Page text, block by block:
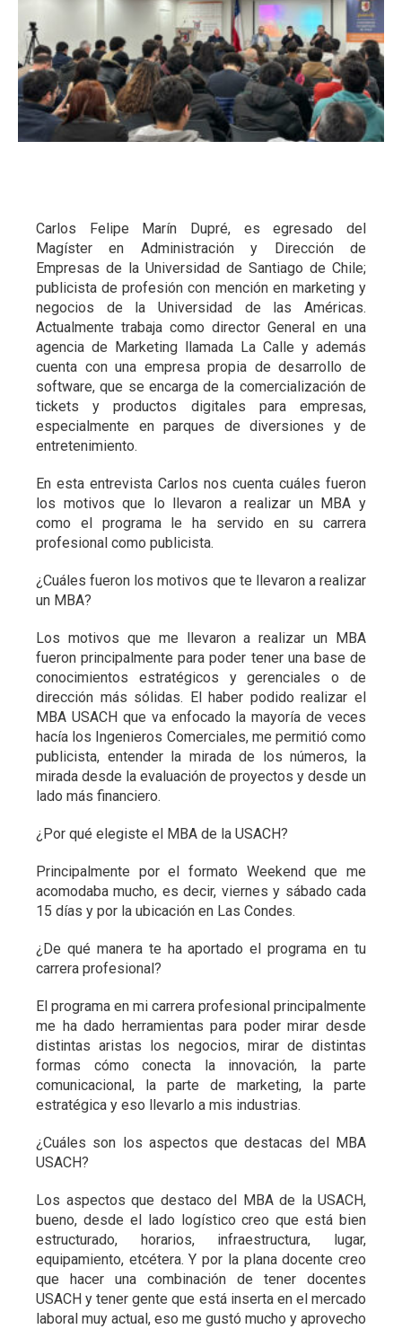
Carlos Felipe Marín Dupré, es egresado del
Magíster en Administración y Dirección de
Empresas de la Universidad de Santiago de Chile;
publicista de profesión con mención en marketing y
negocios de la Universidad de las Américas.
Actualmente trabaja como director General en una
agencia de Marketing llamada La Calle y además
cuenta con una empresa propia de desarrollo de
software, que se encarga de la comercialización de
tickets y productos digitales para empresas,
especialmente en parques de diversiones y de
entretenimiento.
En esta entrevista Carlos nos cuenta cuáles fueron
los motivos que lo llevaron a realizar un MBA y
como el programa le ha servido en su carrera
profesional como publicista.
¿Cuáles fueron los motivos que te llevaron a realizar
un MBA?
Los motivos que me llevaron a realizar un MBA
fueron principalmente para poder tener una base de
conocimientos estratégicos y gerenciales o de
dirección más sólidas. El haber podido realizar el
MBA USACH que va enfocado la mayoría de veces
hacía los Ingenieros Comerciales, me permitió como
publicista, entender la mirada de los números, la
mirada desde la evaluación de proyectos y desde un
lado más financiero.
¿Por qué elegiste el MBA de la USACH?
Principalmente por el formato Weekend que me
acomodaba mucho, es decir, viernes y sábado cada
15 días y por la ubicación en Las Condes.
¿De qué manera te ha aportado el programa en tu
carrera profesional?
El programa en mi carrera profesional principalmente
me ha dado herramientas para poder mirar desde
distintas aristas los negocios, mirar de distintas
formas cómo conecta la innovación, la parte
comunicacional, la parte de marketing, la parte
estratégica y eso llevarlo a mis industrias.
¿Cuáles son los aspectos que destacas del MBA
USACH?
Los aspectos que destaco del MBA de la USACH,
bueno, desde el lado logístico creo que está bien
estructurado, horarios, infraestructura, lugar,
equipamiento, etcétera. Y por la plana docente creo
que hacer una combinación de tener docentes
USACH y tener gente que está inserta en el mercado
laboral muy actual, eso me gustó mucho y aprovecho